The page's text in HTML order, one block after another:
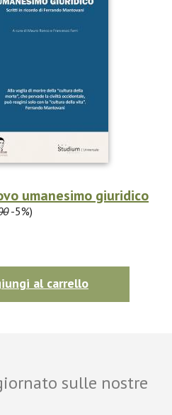
umanesimo giuridico
-5%)
al carrello
sulle nostre